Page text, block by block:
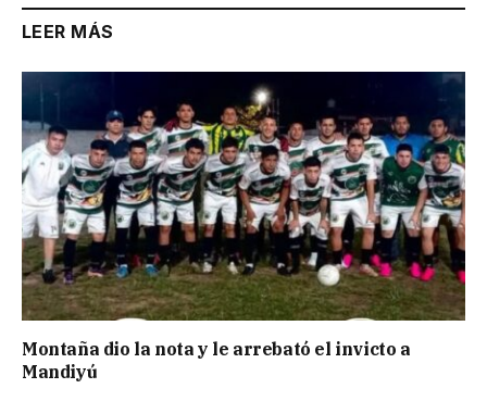
LEER MÁS
Montaña dio la nota y le arrebató el invicto a
Mandiyú